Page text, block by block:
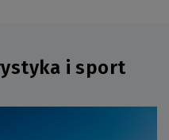
i sport